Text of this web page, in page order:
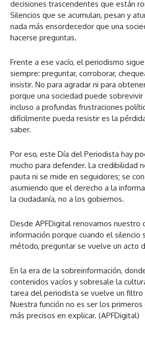
decisiones trascendentes que están
Silencios que se acumulan, pesan y
nada más ensordecedor que una
hacerse preguntas.
Frente a ese vacío, el periodismo
siempre: preguntar, corroborar,
insistir. No para agradar ni para
porque una sociedad puede sobrevivir
incluso a profundas frustraciones
difícilmente pueda resistir es la
saber.
Por eso, este Día del Periodista hay
mucho para defender. La credibilidad
pauta ni se mide en seguidores; se
asumiendo que el derecho a la
la ciudadanía, no a los gobiernos.
Desde APFDigital renovamos nuestro
información porque cuando el silencio
método, preguntar se vuelve un acto
En la era de la sobreinformación,
contenidos vacíos y sobresale la
tarea del periodista se vuelve un filtro
Nuestra función no es ser los primeros
más precisos en explicar. (APFDigital)